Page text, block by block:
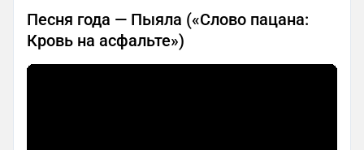
Песня года — Пыяла («Слово пацана:
Кровь на асфальте»)